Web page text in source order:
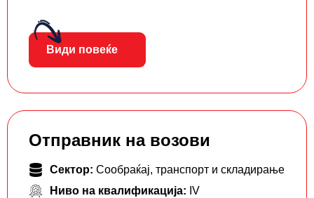
Види повеќе
Отправник на возови
Сектор: Сообраќај, транспорт и складирање
Ниво на квалификација: IV